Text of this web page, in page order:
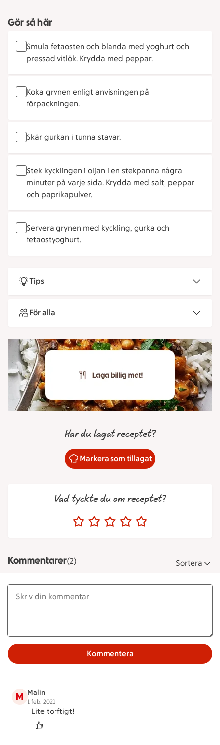
Gör så här
Smula fetaosten och blanda med yoghurt och
pressad vitlök. Krydda med peppar.
Koka grynen enligt anvisningen på
förpackningen.
Skär gurkan i tunna stavar.
Stek kycklingen i oljan i en stekpanna några
minuter på varje sida. Krydda med salt, peppar
och paprikapulver.
Servera grynen med kyckling, gurka och
fetaostyoghurt.
Tips
För alla
Har du lagat receptet?
Markera som tillagat
Vad tyckte du om receptet?
Kommentarer(2) Sortera
Kommentera
M Malin
1 feb. 2021
Lite torftigt!